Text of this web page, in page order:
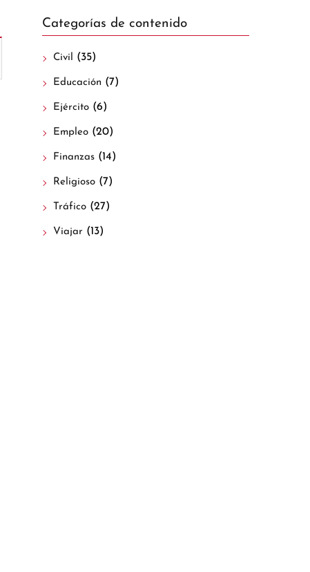
Categorías de contenido
Civil (35)
Educación (7)
Ejército(6)
Empleo(20)
Finanzas(14)
Religioso(7)
Tráfico(27)
Viajar (13)